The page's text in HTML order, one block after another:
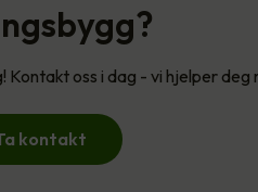
Kontakt oss i dag - vi hjelper deg
kontakt